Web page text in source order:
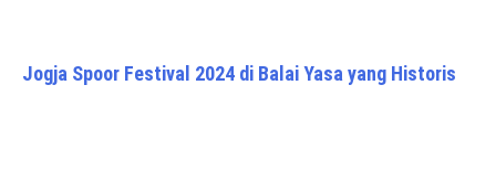
Jogja Spoor Festival 2024 di Balai Yasa yang Historis